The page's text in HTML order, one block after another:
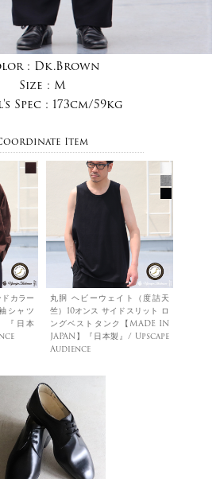
: Dk.Brown
Size : M
Spec : 173cm/59kg
Item
カラー
シャツ
『日本
丸胴 ヘビーウェイト（度詰天
竺）10オンス サイドスリット ロ
ングベストタンク【MADE IN
JAPAN】『日本製』/ Upscape
Audience